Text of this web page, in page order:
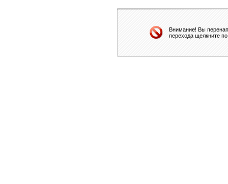
Внимание! Вы
перехода щелкните